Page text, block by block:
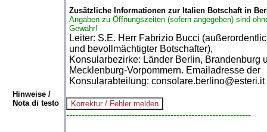
Hinweise /
Nota di testo
Zusätzliche Informationen zur Italien Botschaft in
Angaben zu Öffnungszeiten (sofern angegeben) sind
Gewähr!
Leiter: S.E. Herr Fabrizio Bucci
und bevollmächtigter Botschafter),
Konsularbezirke: Länder Berlin, Brandenburg
Mecklenburg-Vorpommern. Emailadresse der
Konsularabteilung: consolare.berlino@esteri.it
--------------------------------------------------------------